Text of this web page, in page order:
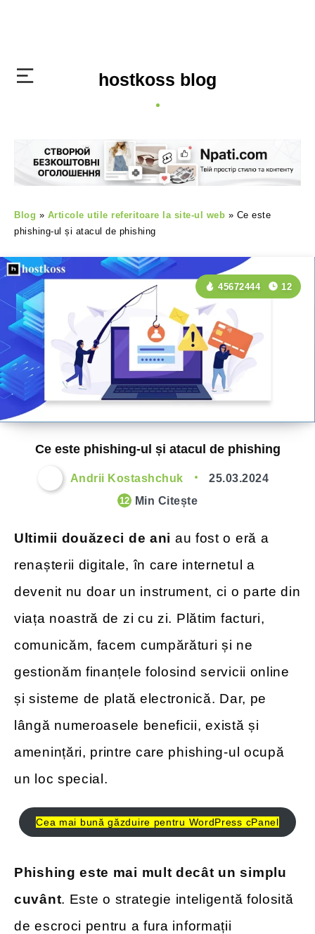
hostkoss blog
Blog » Articole utile referitoare la site-ul web » Ce este
phishing-ul și atacul de phishing
Ce este phishing-ul și atacul de phishing
45672444 12
Andrii Kostashchuk 25.03.2024
12 Min Citește
Ultimii douăzeci de ani au fost o eră a
renașterii digitale, în care internetul a
devenit nu doar un instrument, ci o parte din
viața noastră de zi cu zi. Plătim facturi,
comunicăm, facem cumpărături și ne
gestionăm finanțele folosind servicii online
și sisteme de plată electronică. Dar, pe
lângă numeroasele beneficii, există și
amenințări, printre care phishing-ul ocupă
un loc special.
Cea mai bună găzduire pentru WordPress cPanel
Phishing este mai mult decât un simplu
cuvânt. Este o strategie inteligentă folosită
de escroci pentru a fura informații